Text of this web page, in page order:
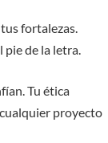
fortalezas.
de la letra.
Tu ética
proyecto